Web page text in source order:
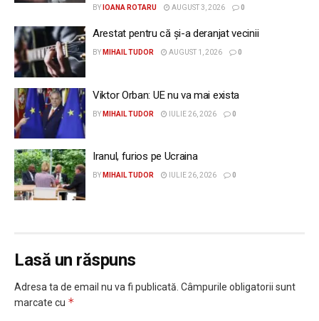
BY IOANA ROTARU AUGUST 3, 2026 0
Arestat pentru că și-a deranjat vecinii
BY MIHAIL TUDOR AUGUST 1, 2026 0
Viktor Orban: UE nu va mai exista
BY MIHAIL TUDOR IULIE 26, 2026 0
Iranul, furios pe Ucraina
BY MIHAIL TUDOR IULIE 26, 2026 0
Lasă un răspuns
Adresa ta de email nu va fi publicată. Câmpurile obligatorii sunt
marcate cu *